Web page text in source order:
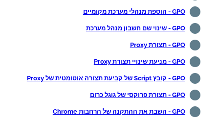
GPO - הוספת מנהלי מערכת מקומיים
GPO - שינוי שם חשבון מנהל מערכת
GPO - תצורת Proxy
GPO - מניעת שינויי תצורת Proxy
GPO - קובץ Script של קביעת תצורה אוטומטית של Proxy
GPO - תצורת פרוקסי של גוגל כרום
GPO - השבת את ההתקנה של הרחבות Chrome